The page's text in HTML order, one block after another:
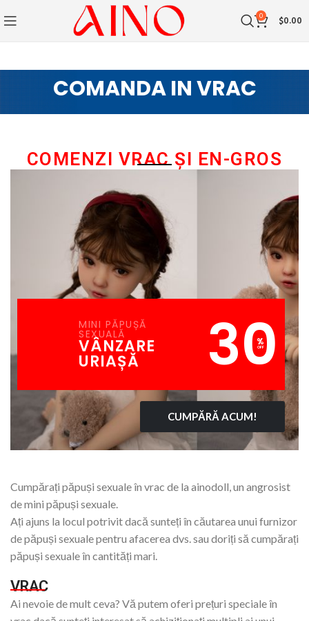
0 $0.00
COMANDA IN VRAC
COMENZI VRAC ȘI EN-GROS
MINI PĂPUȘĂ
SEXUALĂ
VÂNZARE
URIAȘĂ 30
%
OFF
CUMPĂRĂ ACUM!
Cumpărați păpuși sexuale în vrac de la ainodoll, un angrosist
de mini păpuși sexuale.
Ați ajuns la locul potrivit dacă sunteți în căutarea unui furnizor
de păpuși sexuale pentru afacerea dvs. sau doriți să cumpărați
păpuși sexuale în cantități mari.
VRAC
Ai nevoie de mult ceva? Vă putem oferi prețuri speciale în